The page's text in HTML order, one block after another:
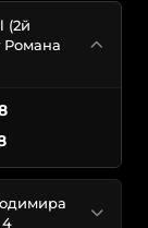
(2й
Романа
4